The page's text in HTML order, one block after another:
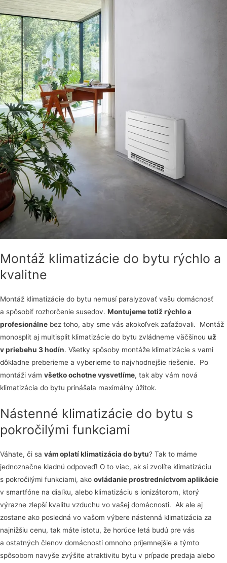
Montáž klimatizácie do bytu rýchlo a
kvalitne
Montáž klimatizácie do bytu nemusí paralyzovať vašu domácnosť
a spôsobiť rozhorčenie susedov. Montujeme totiž rýchlo a
profesionálne bez toho, aby sme vás akokoľvek zaťažovali. Montáž
monosplit aj multisplit klimatizácie do bytu zvládneme väčšinou už
v priebehu 3 hodín. Všetky spôsoby montáže klimatizácie s vami
dôkladne preberieme a vyberieme to najvhodnejšie riešenie. Po
montáži vám všetko ochotne vysvetlíme, tak aby vám nová
klimatizácia do bytu prinášala maximálny úžitok.
Nástenné klimatizácie do bytu s
pokročilými funkciami
Váhate, či sa vám oplatí klimatizácia do bytu? Tak to máme
jednoznačne kladnú odpoveď! O to viac, ak si zvolíte klimatizáciu
s pokročilými funkciami, ako ovládanie prostredníctvom aplikácie
v smartfóne na diaľku, alebo klimatizáciu s ionizátorom, ktorý
výrazne zlepší kvalitu vzduchu vo vašej domácnosti. Ak ale aj
zostane ako posledná vo vašom výbere nástenná klimatizácia za
najnižšiu cenu, tak máte istotu, že horúce letá budú pre vás
a ostatných členov domácnosti omnoho príjemnejšie a týmto
spôsobom navyše zvýšite atraktivitu bytu v prípade predaja alebo